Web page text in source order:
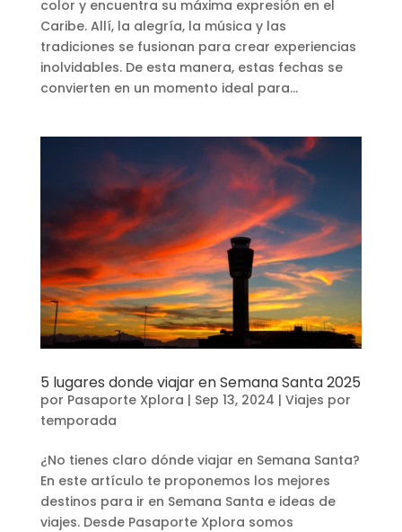
color y encuentra su máxima expresión en el
Caribe. Allí, la alegría, la música y las
tradiciones se fusionan para crear experiencias
inolvidables. De esta manera, estas fechas se
convierten en un momento ideal para...
5 lugares donde viajar en Semana Santa 2025
por Pasaporte Xplora | Sep 13, 2024 | Viajes por
temporada
¿No tienes claro dónde viajar en Semana Santa?
En este artículo te proponemos los mejores
destinos para ir en Semana Santa e ideas de
viajes. Desde Pasaporte Xplora somos